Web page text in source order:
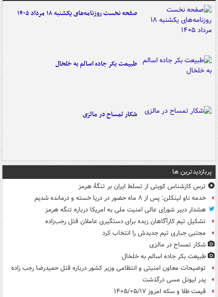
صفحه نخست روزنامه‌های یکشنبه ۱۸ مرداد ۱۴۰۵
طبیعت بکر جاده اسالم به خلخال
شکار تمساح در مالزی
پربازدیدترین ها
ترس کارشناس کویتی از تسلط ایران بر تنگۀ هرمز
خدمه ناو لینکلن: پس از ۸ ماه حضور در دریا خسته و درمانده‌ شدیم
هشدار دبیر شورای عالی امنیت ملی به امریکا درباره تنگه هرمز
تشکیل تیم کارآگاهان زبده برای دستگیری عاملان قتل رجب‌زاده
مجتبی جباری تیم جدیدش را انتخاب کرد
شکار تمساح در مالزی
طبیعت بکر جاده اسالم به خلخال
توضیحات معاون امنیتی و انتظامی وزیر کشور درباره قتل حمیدرضا رجب زاده
پدر لیونل مسی درگذشت
قیمت طلا و سکه امروز ۱۴۰۵/۰۵/۱۷